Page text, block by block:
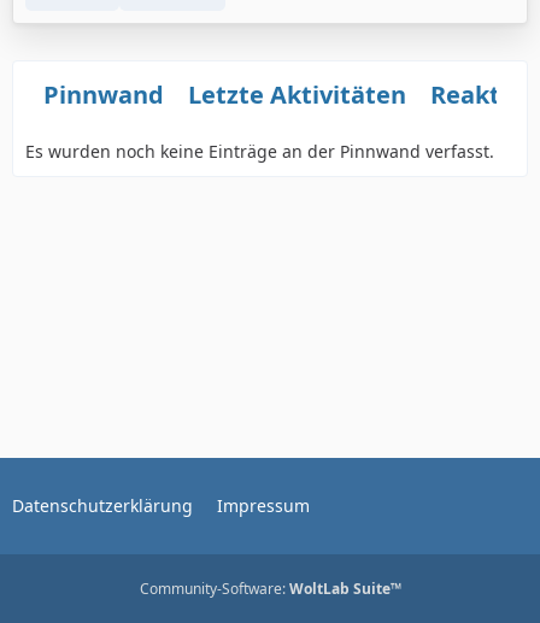
Pinnwand Letzte Aktivitäten
Es wurden noch keine Einträge an der Pinnwand verfasst.
Datenschutzerklärung Impressum
Community-Software:WoltLab Suite™